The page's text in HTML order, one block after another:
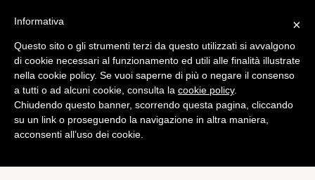
×
Informativa
Questo sito o gli strumenti terzi da questo utilizzati si avvalgono
di cookie necessari al funzionamento ed utili alle finalità illustrate
nella cookie policy. Se vuoi saperne di più o negare il consenso
a tutti o ad alcuni cookie, consulta la cookie policy.
Chiudendo questo banner, scorrendo questa pagina, cliccando
su un link o proseguendo la navigazione in altra maniera,
acconsenti all’uso dei cookie.